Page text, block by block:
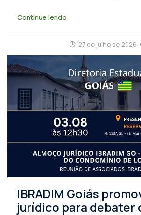
Continue lendo
27 de julho de 2026
IBRADIM Goiás
jurídico para debater